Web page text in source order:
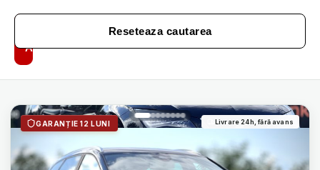
Auto
Reseteaza cautarea
GARANȚIE 12 LUNI Livrare 24h, fără avans